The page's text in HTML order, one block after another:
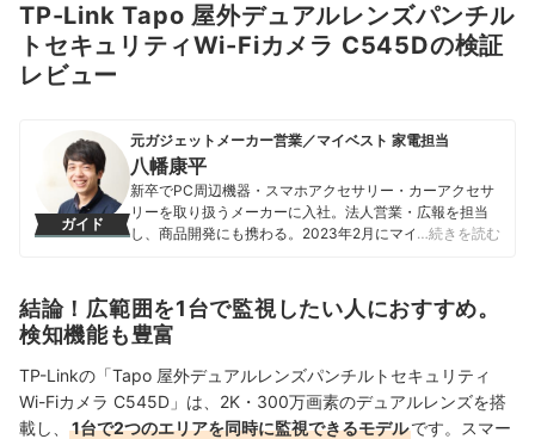
TP-Link Tapo 屋外デュアルレンズパンチル
トセキュリティWi-Fiカメラ C545Dの検証
レビュー
ガイド
元ガジェットメーカー営業／マイベスト 家電担当
八幡康平
新卒でPC周辺機器・スマホアクセサリー・カーアクセサ
リーを取り扱うメーカーに入社。法人営業・広報を担当
し、商品開発にも携わる。2023年2月にマイベストに入
家電を中心に幅広いジャンルのコンテンツ制作に携わ
る。「専門性をもとにした調査・検証を通じ、一人ひと
りに合った選択肢を分かりやすく提案すること」を心が
八幡康平のプロフィール
…続きを読む
結論！広範囲を1台で監視したい人におすすめ。
検知機能も豊富
TP-Linkの「Tapo 屋外デュアルレンズパンチルトセキュリティ
Wi-Fiカメラ C545D」は、2K・300万画素のデュアルレンズを搭
載し、
1台で2つのエリアを同時に監視できるモデルです。スマー